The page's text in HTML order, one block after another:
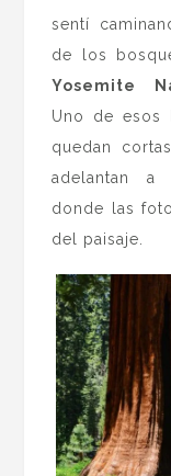
sentí
de los
Yosemite
Uno de esos
quedan
adelantan a
donde las
del paisaje.